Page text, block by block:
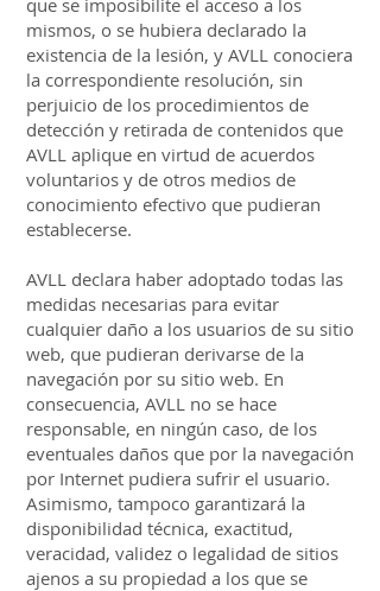
que se imposibilite el acceso a los
mismos, o se hubiera declarado la
existencia de la lesión, y AVLL conociera
la correspondiente resolución, sin
perjuicio de los procedimientos de
detección y retirada de contenidos que
AVLL aplique en virtud de acuerdos
voluntarios y de otros medios de
conocimiento efectivo que pudieran
establecerse.
AVLL declara haber adoptado todas las
medidas necesarias para evitar
cualquier daño a los usuarios de su sitio
web, que pudieran derivarse de la
navegación por su sitio web. En
consecuencia, AVLL no se hace
responsable, en ningún caso, de los
eventuales daños que por la navegación
por Internet pudiera sufrir el usuario.
Asimismo, tampoco garantizará la
disponibilidad técnica, exactitud,
veracidad, validez o legalidad de sitios
ajenos a su propiedad a los que se